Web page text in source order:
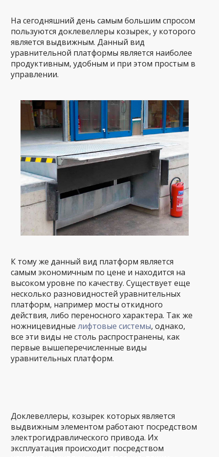
На сегодняшний день самым большим спросом
пользуются доклевеллеры козырек, у которого
является выдвижным. Данный вид
уравнительной платформы является наиболее
продуктивным, удобным и при этом простым в
управлении.
К тому же данный вид платформ является
самым экономичным по цене и находится на
высоком уровне по качеству. Существует еще
несколько разновидностей уравнительных
платформ, например мосты откидного
действия, либо переносного характера. Так же
ножницевидныелифтовые системы, однако,
все эти виды не столь распространены, как
первые вышеперечисленные виды
уравнительных платформ.
Доклевеллеры, козырек которых является
выдвижным элементом работают посредством
электрогидравлического привода. Их
эксплуатация происходит посредством